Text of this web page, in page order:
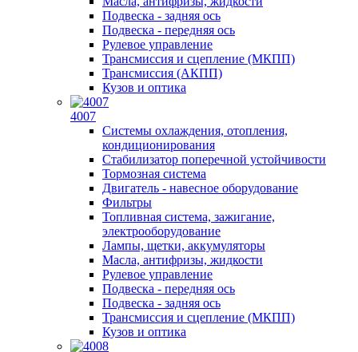
Подвеска - задняя ось
Подвеска - передняя ось
Рулевое управление
Трансмиссия и сцепление (МКПП)
Трансмиссия (АКПП)
Кузов и оптика
4007
Системы охлаждения, отопления,
кондиционирования
Стабилизатор поперечной устойчивости
Тормозная система
Двигатель - навесное оборудование
Фильтры
Топливная система, зажигание,
электрооборудование
Лампы, щетки, аккумуляторы
Масла, антифризы, жидкости
Рулевое управление
Подвеска - передняя ось
Подвеска - задняя ось
Трансмиссия и сцепление (МКПП)
Кузов и оптика